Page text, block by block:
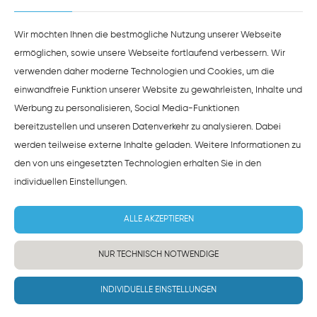
ZUSTIMMEN
HINWEISE ZUM DATENSCHUTZ
Wir möchten Ihnen die bestmögliche Nutzung unserer Webseite
ermöglichen, sowie unsere Webseite fortlaufend verbessern. Wir
verwenden daher moderne Technologien und Cookies, um die
einwandfreie Funktion unserer Website zu gewährleisten, Inhalte und
Werbung zu personalisieren, Social Media-Funktionen
bereitzustellen und unseren Datenverkehr zu analysieren. Dabei
werden teilweise externe Inhalte geladen. Weitere Informationen zu
den von uns eingesetzten Technologien erhalten Sie in den
individuellen Einstellungen.
ALLE AKZEPTIEREN
NUR TECHNISCH NOTWENDIGE
INDIVIDUELLE EINSTELLUNGEN